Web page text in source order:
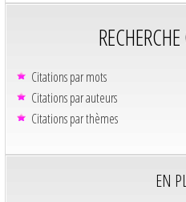
Citations par mots
Citations par auteurs
Citations par thèmes
EN